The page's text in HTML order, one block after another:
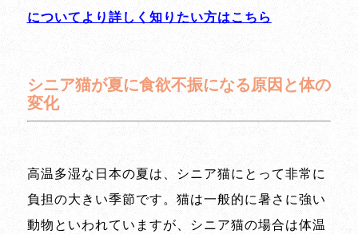
についてより詳しく知りたい方はこちら
シニア猫が夏に食欲不振になる原因と体の
変化
高温多湿な日本の夏は、シニア猫にとって非常に
負担の大きい季節です。猫は一般的に暑さに強い
動物といわれていますが、シニア猫の場合は体温